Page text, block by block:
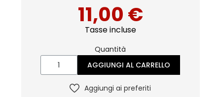
11,00 €
Tasse incluse
Quantità
AGGIUNGI AL CARRELLO
Aggiungi ai preferiti